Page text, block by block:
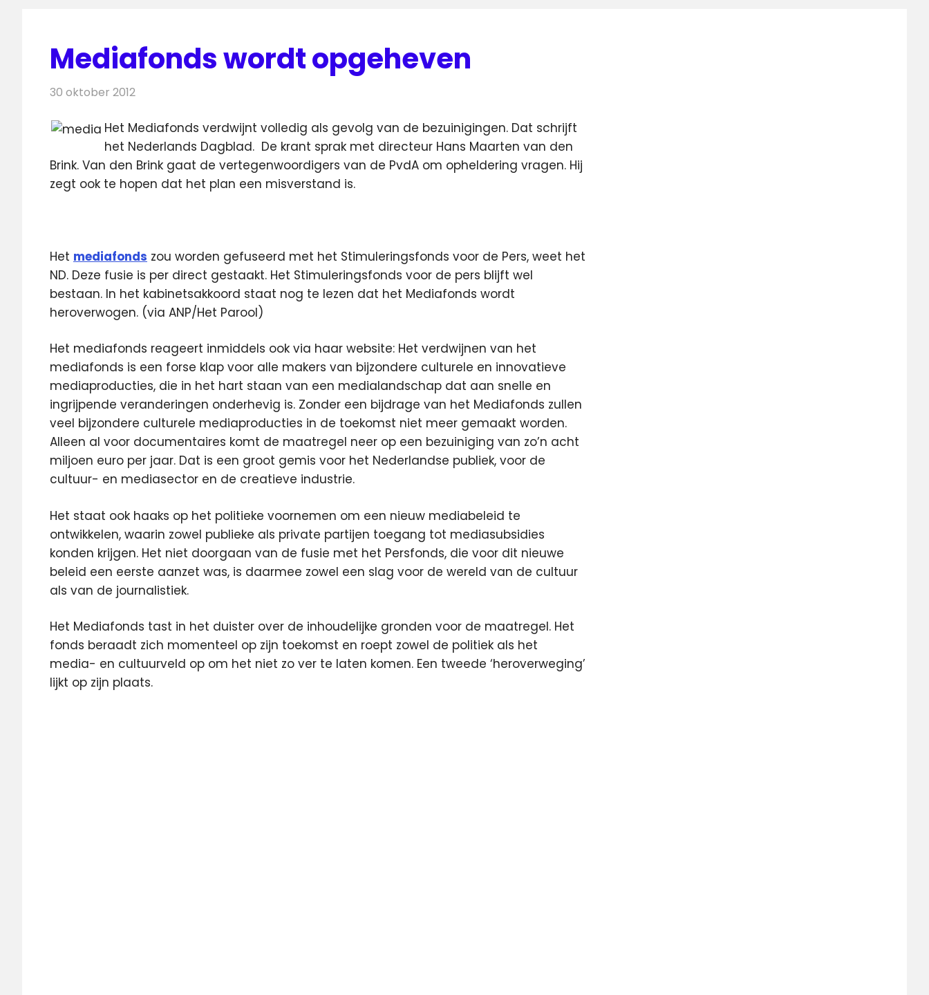
Mediafonds wordt opgeheven
30 oktober 2012
Het Mediafonds verdwijnt volledig als gevolg van de bezuinigingen. Dat schrijft
het Nederlands Dagblad. De krant sprak met directeur Hans Maarten van den
Brink. Van den Brink gaat de vertegenwoordigers van de PvdA om opheldering vragen. Hij
zegt ook te hopen dat het plan een misverstand is.
Het mediafonds zou worden gefuseerd met het Stimuleringsfonds voor de Pers, weet het
ND. Deze fusie is per direct gestaakt. Het Stimuleringsfonds voor de pers blijft wel
bestaan. In het kabinetsakkoord staat nog te lezen dat het Mediafonds wordt
heroverwogen. (via ANP/Het Parool)
Het mediafonds reageert inmiddels ook via haar website: Het verdwijnen van het
mediafonds is een forse klap voor alle makers van bijzondere culturele en innovatieve
mediaproducties, die in het hart staan van een medialandschap dat aan snelle en
ingrijpende veranderingen onderhevig is. Zonder een bijdrage van het Mediafonds zullen
veel bijzondere culturele mediaproducties in de toekomst niet meer gemaakt worden.
Alleen al voor documentaires komt de maatregel neer op een bezuiniging van zo’n acht
miljoen euro per jaar. Dat is een groot gemis voor het Nederlandse publiek, voor de
cultuur- en mediasector en de creatieve industrie.
Het staat ook haaks op het politieke voornemen om een nieuw mediabeleid te
ontwikkelen, waarin zowel publieke als private partijen toegang tot mediasubsidies
konden krijgen. Het niet doorgaan van de fusie met het Persfonds, die voor dit nieuwe
beleid een eerste aanzet was, is daarmee zowel een slag voor de wereld van de cultuur
als van de journalistiek.
Het Mediafonds tast in het duister over de inhoudelijke gronden voor de maatregel. Het
fonds beraadt zich momenteel op zijn toekomst en roept zowel de politiek als het
media- en cultuurveld op om het niet zo ver te laten komen. Een tweede ‘heroverweging’
lijkt op zijn plaats.